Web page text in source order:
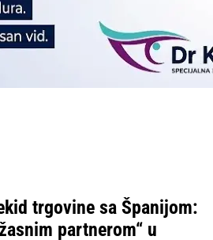
trgovine sa Španijom:
partnerom“ u